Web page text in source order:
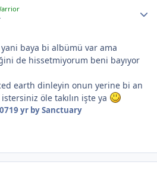
baya bi albümü var ama
de hissetmiyorum beni bayıyor
earth dinleyin onun yerine bi an
öle takılın işte ya
19 yrby Sanctuary